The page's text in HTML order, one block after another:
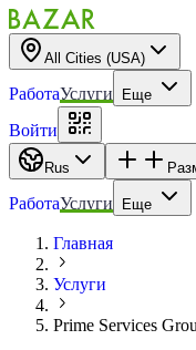
All Cities (USA)
РаботаУслуги Еще
Войти
Rus
РаботаУслуги Еще
Главная
Услуги
Prime Services